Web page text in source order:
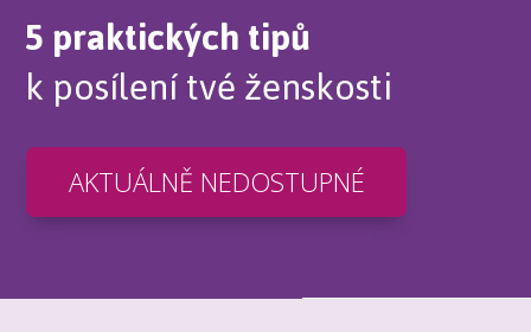
5 praktických tipů
k posílení tvé ženskosti
AKTUÁLNĚ NEDOSTUPNÉ